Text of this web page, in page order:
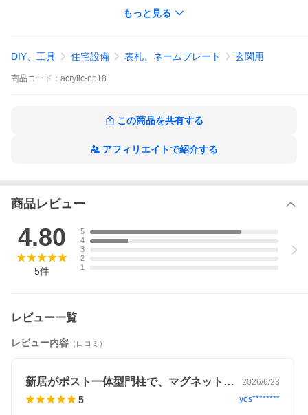
物 ハワイ
【素材・加工方法】
【ご購入前に必ずご確認ください】
◆『ご注文確認メール』送信後、1週間以内に「正式ご注文」のご
◆『デザイン確認メール』イメージ図送付後、1週間以内に『デザ
◆商品のサイズや仕様によっては価格を後日加算する場合がござ
います。その際、メールにてご案内致します。ご確認をお願い致
もっと見る
DIY、工具 住宅設備 表札、ネームプレート 玄関用
商品 コード： acrylic-np18
この商品を共有する
アフィリエイトで紹介する
商品レビュー
4.80
5件
5
4
3
2
1
レビュー一覧
レビュー内容 （口コミ）
新居がポスト一体型門柱で、マグネットで… 2026/6/23
5 yos********